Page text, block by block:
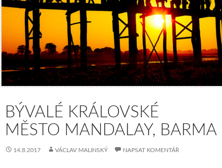
BÝVALÉ KRÁLOVSKÉ
MĚSTO MANDALAY, BARMA
14.8.2017 VÁCLAV MALINSKÝ NAPSAT KOMENTÁŘ